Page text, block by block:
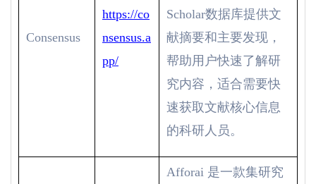
Consensus
https://co
nsensus.a
pp/
Scholar数据库提供文
献摘要和主要发现，
帮助用户快速了解研
究内容，适合需要快
速获取文献核心信息
的科研人员。
Afforai 是一款集研究